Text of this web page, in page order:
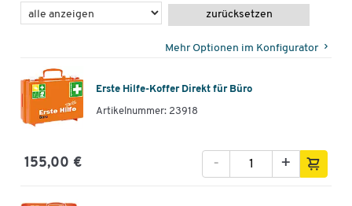
zurücksetzen
Mehr Optionen im Konfigurator
Erste Hilfe-Koffer Direkt für Büro
Artikelnummer: 23918
155,00 € +
-